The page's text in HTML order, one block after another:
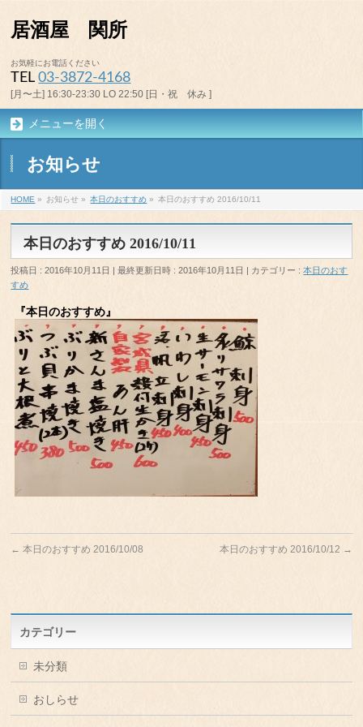
居酒屋 関所
お気軽にお電話ください
TEL03-3872-4168
[月〜土] 16:30-23:30 LO 22:50 [日・祝 休み ]
メニューを開く
お知らせ
HOME » お知らせ » 本日のおすすめ » 本日のおすすめ 2016/10/11
本日のおすすめ 2016/10/11
投稿日 : 2016年10月11日 最終更新日時 : 2016年10月11日 カテゴリー :本日のおす
すめ
『本日のおすすめ』
← 本日のおすすめ 2016/10/08 本日のおすすめ 2016/10/12 →
カテゴリー
未分類
おしらせ